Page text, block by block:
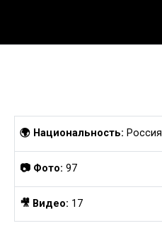
содержанию
🌍 Национальность: Россия
📷 Фото:97
🎥 Видео: 17